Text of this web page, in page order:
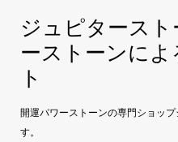
ジュピタースト
ーストーンによ
ト
開運パワーストーンの専門ショッ
す。